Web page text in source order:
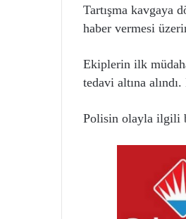
Tartışma kavgaya
haber vermesi
Ekiplerin ilk
tedavi altına
Polisin olayla ilgili